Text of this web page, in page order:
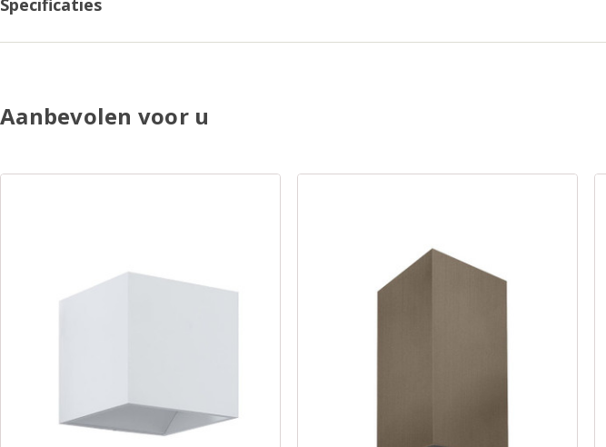
Specificaties
Aanbevolen voor u